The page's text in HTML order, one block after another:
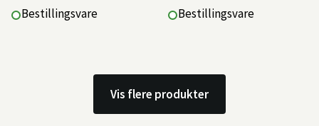
Bestillingsvare Bestillingsvare
Vis flere produkter